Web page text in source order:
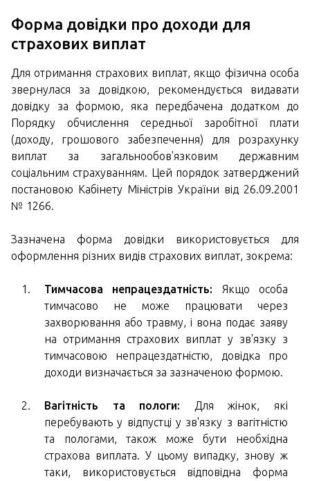
Форма довідки про доходи для
страхових виплат
Для отримання страхових виплат, якщо фізична особа
звернулася за довідкою, рекомендується видавати
довідку за формою, яка передбачена додатком до
Порядку обчислення середньої заробітної плати
(доходу, грошового забезпечення) для розрахунку
виплат за загальнообов'язковим державним
соціальним страхуванням. Цей порядок затверджений
постановою Кабінету Міністрів України від 26.09.2001
№ 1266.
Зазначена форма довідки використовується для
оформлення різних видів страхових виплат, зокрема:
Тимчасова непрацездатність: Якщо особа
тимчасово не може працювати через
захворювання або травму, і вона подає заяву
на отримання страхових виплат у зв'язку з
тимчасовою непрацездатністю, довідка про
доходи визначається за зазначеною формою.
Вагітність та пологи: Для жінок, які
перебувають у відпустці у зв'язку з вагітністю
та пологами, також може бути необхідна
страхова виплата. У цьому випадку, знову ж
таки, використовується відповідна форма